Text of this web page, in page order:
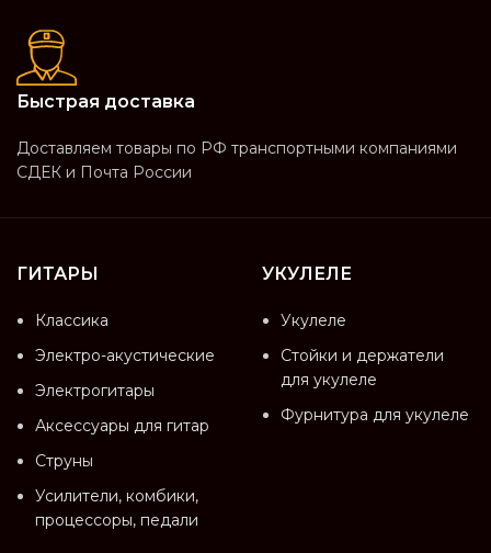
Быстрая доставка
Доставляем товары по РФ транспортными компаниями
СДЕК и Почта России
ГИТАРЫ
Классика
Электро-акустические
Электрогитары
Аксессуары для гитар
Струны
Усилители, комбики,
процессоры, педали
УКУЛЕЛЕ
Укулеле
Стойки и держатели
для укулеле
Фурнитура для укулеле